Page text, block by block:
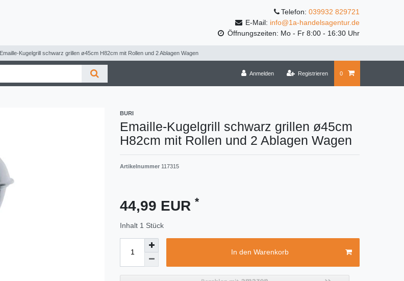
Telefon: 039932 829721
E-Mail: info@1a-handelsagentur.de
Öffnungszeiten: Mo - Fr 8:00 - 16:30 Uhr
Emaille-Kugelgrill schwarz grillen ø45cm H82cm mit Rollen und 2 Ablagen Wagen
Anmelden Registrieren 0
BURI
Emaille-Kugelgrill schwarz grillen ø45cm
H82cm mit Rollen und 2 Ablagen Wagen
Artikelnummer 117315
44,99 EUR *
Inhalt 1 Stück
In den Warenkorb